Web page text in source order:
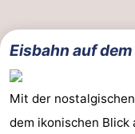
Eisbahn auf
Mit der
dem ikonischen Blick